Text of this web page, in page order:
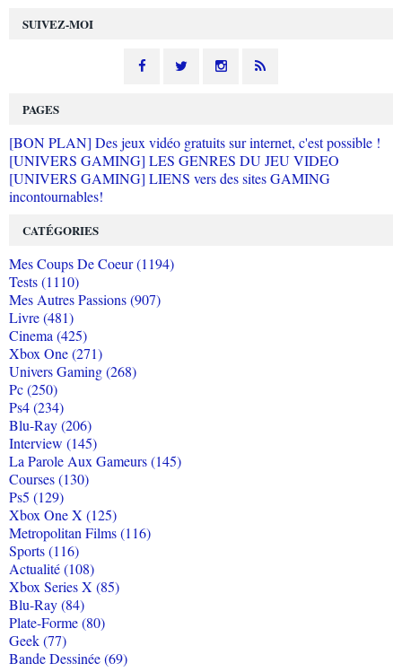
SUIVEZ-MOI
PAGES
[BON PLAN] Des jeux vidéo gratuits sur internet, c'est possible !
[UNIVERS GAMING] LES GENRES DU JEU VIDEO
[UNIVERS GAMING] LIENS vers des sites GAMING
incontournables!
CATÉGORIES
Mes Coups De Coeur (1194)
Tests (1110)
Mes Autres Passions (907)
Livre (481)
Cinema (425)
Xbox One (271)
Univers Gaming (268)
Pc (250)
Ps4 (234)
Blu-Ray (206)
Interview (145)
La Parole Aux Gameurs (145)
Courses (130)
Ps5 (129)
Xbox One X (125)
Metropolitan Films (116)
Sports (116)
Actualité (108)
Xbox Series X (85)
Blu-Ray (84)
Plate-Forme (80)
Geek (77)
Bande Dessinée (69)